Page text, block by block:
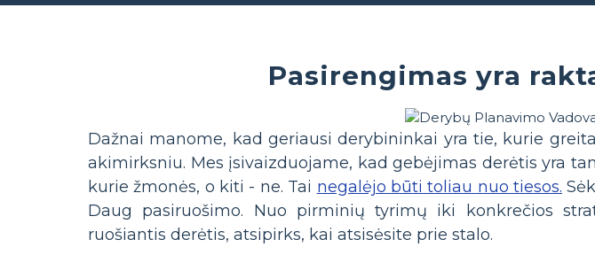
Pasirengimas yra
Dažnai manome, kad geriausi derybininkai yra tie, kurie
akimirksniu. Mes įsivaizduojame, kad gebėjimas derėtis yra
kurie žmonės, o kiti - ne. Tai negalėjo būti toliau nuo tiesos.
Daug pasiruošimo. Nuo pirminių tyrimų iki konkrečios
ruošiantis derėtis, atsipirks, kai atsisėsite prie stalo.